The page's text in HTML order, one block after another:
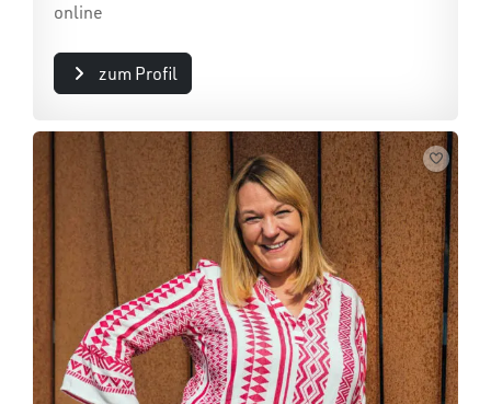
online
zum Profil